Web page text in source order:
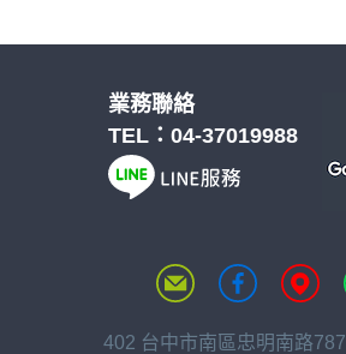
業務聯絡
TEL： 04-37019988
402 台中市南區忠明南路